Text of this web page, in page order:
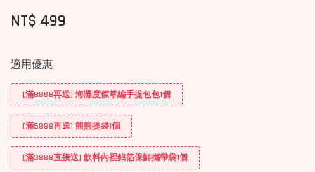
NT$ 499
適用優惠
[滿8888再送] 海灘度假草編手提包包1個
[滿5888再送] 熊熊提袋1個
[滿3888直接送] 飲料內裡鋁箔保鮮攜帶袋1個